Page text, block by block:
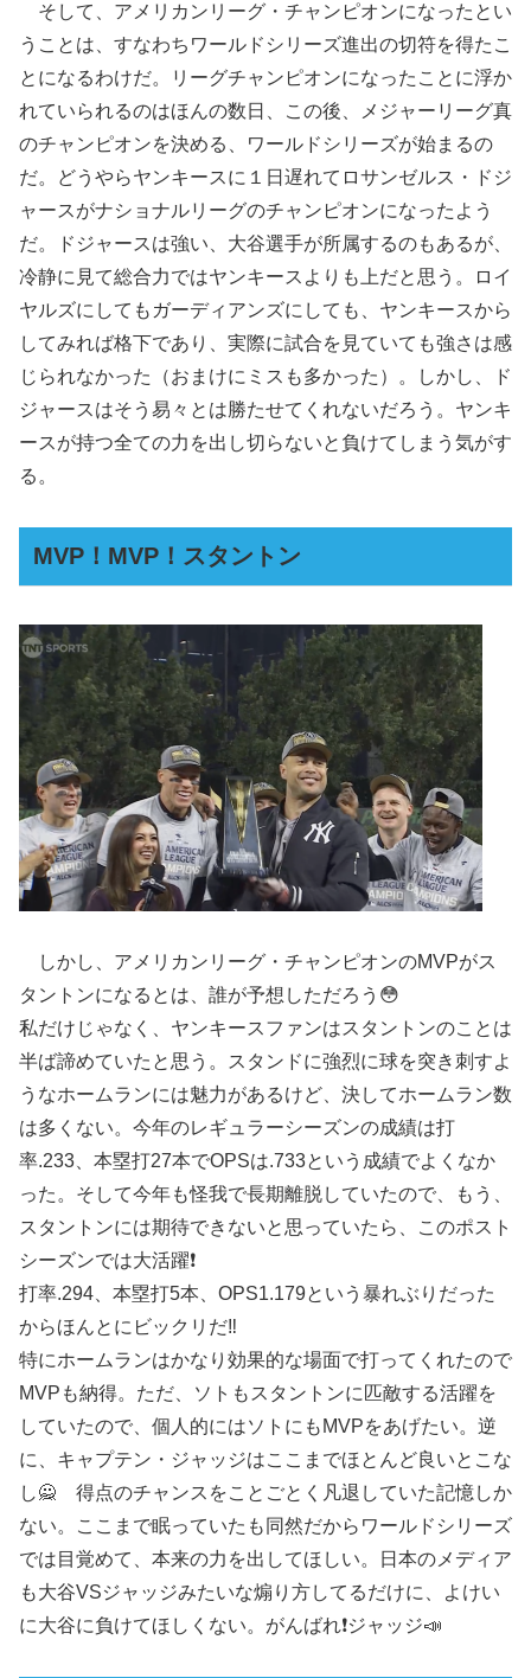
そして、アメリカンリーグ・チャンピオンになったとい
うことは、すなわちワールドシリーズ進出の切符を得たこ
とになるわけだ。リーグチャンピオンになったことに浮か
れていられるのはほんの数日、この後、メジャーリーグ真
のチャンピオンを決める、ワールドシリーズが始まるの
だ。どうやらヤンキースに１日遅れてロサンゼルス・ドジ
ャースがナショナルリーグのチャンピオンになったよう
だ。ドジャースは強い、大谷選手が所属するのもあるが、
冷静に見て総合力ではヤンキースよりも上だと思う。ロイ
ヤルズにしてもガーディアンズにしても、ヤンキースから
してみれば格下であり、実際に試合を見ていても強さは感
じられなかった（おまけにミスも多かった）。しかし、ド
ジャースはそう易々とは勝たせてくれないだろう。ヤンキ
ースが持つ全ての力を出し切らないと負けてしまう気がす
る。
MVP！MVP！スタントン
しかし、アメリカンリーグ・チャンピオンのMVPがス
タントンになるとは、誰が予想しただろう😳
私だけじゃなく、ヤンキースファンはスタントンのことは
半ば諦めていたと思う。スタンドに強烈に球を突き刺すよ
うなホームランには魅力があるけど、決してホームラン数
は多くない。今年のレギュラーシーズンの成績は打
率.233、本塁打27本でOPSは.733という成績でよくなか
った。そして今年も怪我で長期離脱していたので、もう、
スタントンには期待できないと思っていたら、このポスト
シーズンでは大活躍❗️
打率.294、本塁打5本、OPS1.179という暴れぶりだった
からほんとにビックリだ‼️
特にホームランはかなり効果的な場面で打ってくれたので
MVPも納得。ただ、ソトもスタントンに匹敵する活躍を
していたので、個人的にはソトにもMVPをあげたい。逆
に、キャプテン・ジャッジはここまでほとんど良いとこな
し🙅 得点のチャンスをことごとく凡退していた記憶しか
ない。ここまで眠っていたも同然だからワールドシリーズ
では目覚めて、本来の力を出してほしい。日本のメディア
も大谷VSジャッジみたいな煽り方してるだけに、よけい
に大谷に負けてほしくない。がんばれ❗️ジャッジ📣